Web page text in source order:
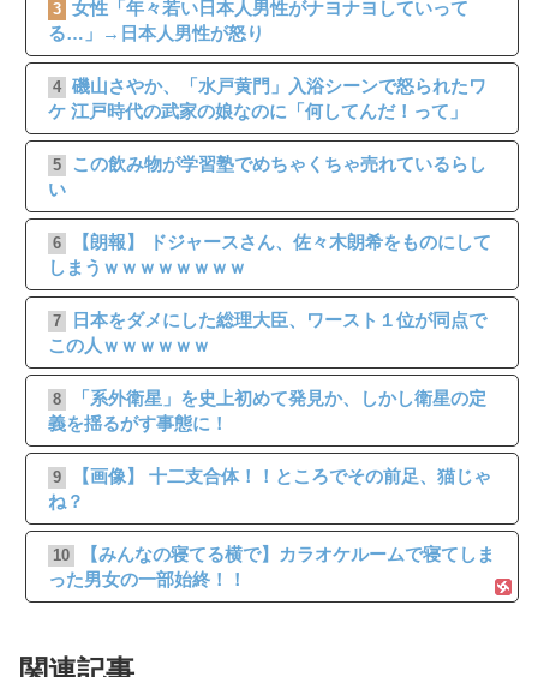
3 女性「年々若い日本人男性がナヨナヨしていって
る…」→日本人男性が怒り
4 磯山さやか、「水戸黄門」入浴シーンで怒られたワ
ケ 江戸時代の武家の娘なのに「何してんだ！って」
5
この飲み物が学習塾でめちゃくちゃ売れているらし
い
6
【朗報】 ドジャースさん、佐々木朗希をものにして
しまうｗｗｗｗｗｗｗｗ
7
日本をダメにした総理大臣、ワースト１位が同点で
この人ｗｗｗｗｗｗ
8
「系外衛星」を史上初めて発見か、しかし衛星の定
義を揺るがす事態に！
9
【画像】 十二支合体！！ところでその前足、猫じゃ
ね？
10
【みんなの寝てる横で】カラオケルームで寝てしま
った男女の一部始終！！
関連記事